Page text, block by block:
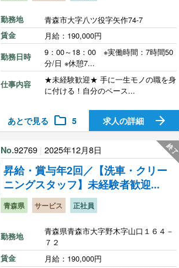
勤務地 青森市大字八ツ役字矢作74-7
賃金 月給：190,000円
勤務日時
9：00～18：00 ※実働時間：7時間50
分/日 ※休憩7...
仕事内容
★未経験歓迎★ 手に一生モノの職を身
に付ける！自分のペース...
あとで見る folder 5 求人の詳細 arrow_forward
No.92769 2025年12月8日
昇給・賞与年2回／【洗車・クリー
ニングスタッフ】未経験者歓迎...
青森県 サービス 正社員
勤務地
青森県青森市大字野木字山口１６４－
７２
賃金 月給：190,000円
終了